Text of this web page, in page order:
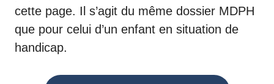
cette page. Il s’agit du même dossier MDPH
que pour celui d’un enfant en situation de
handicap.